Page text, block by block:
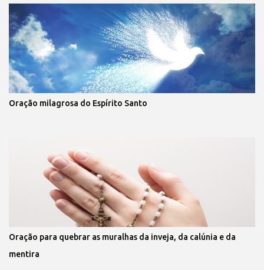
Oração milagrosa do Espírito Santo
Oração para quebrar as muralhas da inveja, da calúnia e da
mentira